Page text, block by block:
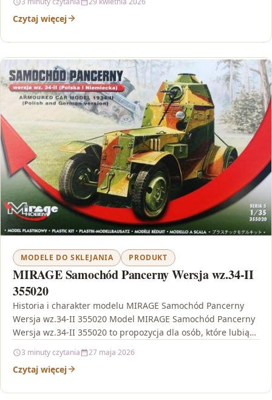
Czytaj więcej
MODELE DO SKLEJANIA PRODUKT
MIRAGE Samochód Pancerny Wersja wz.34-II
355020
Historia i charakter modelu MIRAGE Samochód Pancerny
Wersja wz.34-II 355020 Model MIRAGE Samochód Pancerny
Wersja wz.34-II 355020 to propozycja dla osób, które lubią
3 minuty czytania 27 maja 2026
Czytaj więcej